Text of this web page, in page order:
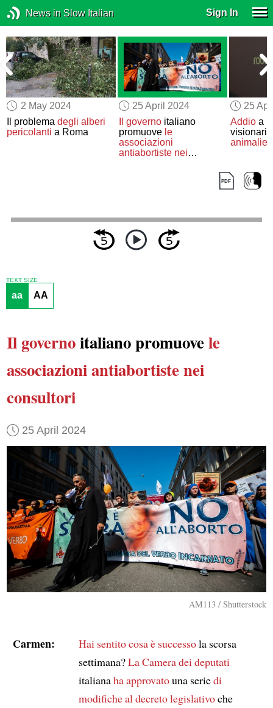
News in Slow Italian Sign In
2 May 2024
Il problemadegli alberi
pericolanti a Roma
25 April 2024
Il governoitaliano
promuove le
associazioni
antiabortiste nei
25
Addioa
animalier
TEXT SIZE
aa AA
Il governoitaliano promuovele
associazioni antiabortistenei
consultori
25 April 2024
AM113 / Shutterstock
Carmen: Hai sentitocosa è successola scorsa
settimana?La Camera dei deputati
italianaha approvatouna seriedi
modificheal decreto legislativoche